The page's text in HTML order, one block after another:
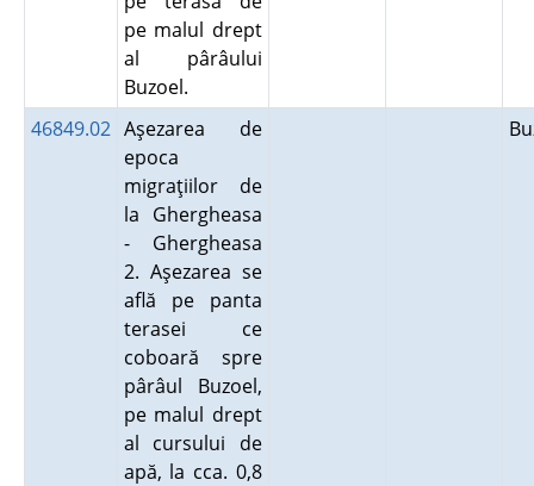
pe malul drept
al pârâului
Buzoel.
46849.02 Aşezarea de
epoca
migraţiilor de
la Ghergheasa
- Ghergheasa
2. Aşezarea se
află pe panta
terasei ce
coboară spre
pârâul Buzoel,
pe malul drept
al cursului de
apă, la cca. 0,8